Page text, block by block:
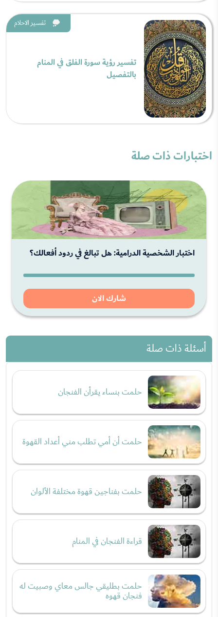
تفسير الاحلام
تفسير رؤية سورة الفلق في المنام
بالتفصيل
اختبارات ذات صلة
اختبار الشخصية الدرامية: هل تبالغ في ردود أفعالك؟
شارك الان
أسئلة ذات صلة
حلمت بنساء يقرأن الفنجان
حلمت أن أمي تطلب مني أعداد القهوة
حلمت بفناجين قهوة مختلفة الألوان
قراءة الفنجان في المنام
حلمت بطليقي جالس معاي وصبيت له
فنجان قهوه